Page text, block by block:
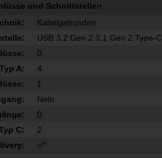
und Schnittstellen
Kabelgebunden
USB 3.2 Gen 2 3.1 Gen 2 Type-C
0
A:
4
1
Nein
0
C:
2